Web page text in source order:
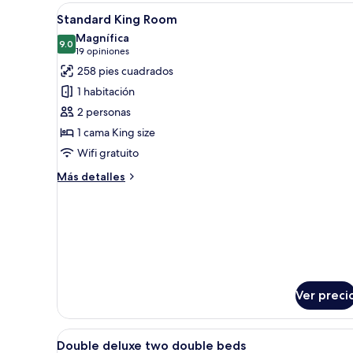
Abrir
todas
las
fotos
de
Standard
King
Room
Habitación de hotel con una
13
Standard King Room
9.09.0 de 10
Magnífica
19 opiniones
(19
opiniones)
258 pies cuadrados
1 habitación
2 personas
1 cama King size
Wifi gratuito
Más detalles
Más
Ver
Abrir
1
Double deluxe two double beds